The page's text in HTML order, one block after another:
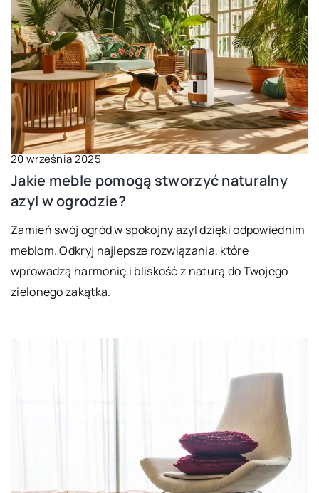
20 września 2025
Jakie meble pomogą stworzyć naturalny
azyl w ogrodzie?
Zamień swój ogród w spokojny azyl dzięki odpowiednim
meblom. Odkryj najlepsze rozwiązania, które
wprowadzą harmonię i bliskość z naturą do Twojego
zielonego zakątka.